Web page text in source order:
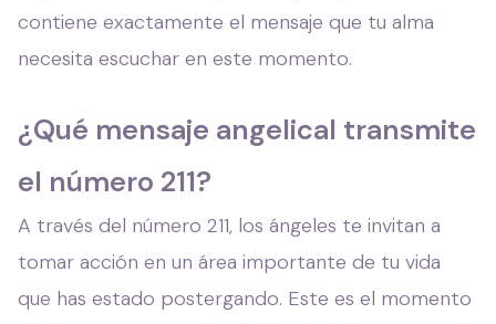
contiene exactamente el mensaje que tu alma
necesita escuchar en este momento.
¿Qué mensaje angelical transmite
el número 211?
A través del número 211, los ángeles te invitan a
tomar acción en un área importante de tu vida
que has estado postergando. Este es el momento